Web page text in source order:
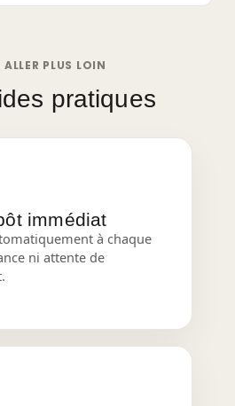
ALLER PLUS LOIN
pratiques
immédiat
à chaque
ni attente de